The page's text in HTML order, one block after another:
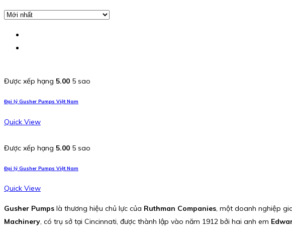
Được xếp hạng 5.00 5 sao
Đại lý Gusher Pumps Việt Nam
Quick View
Được xếp hạng 5.00 5 sao
Đại lý Gusher Pumps Việt Nam
Quick View
Gusher Pumps là thương hiệu chủ lực của Ruthman Companies, một doanh nghiệp
Machinery, có trụ sở tại Cincinnati, được thành lập vào năm 1912 bởi hai anh em